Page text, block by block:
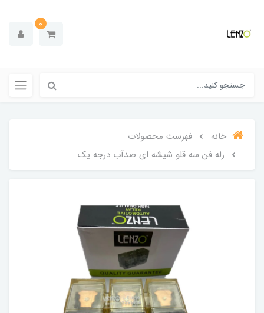
0
خانه
فهرست محصولات
رله فن سه قلو شیشه ای ضدآب درجه یک